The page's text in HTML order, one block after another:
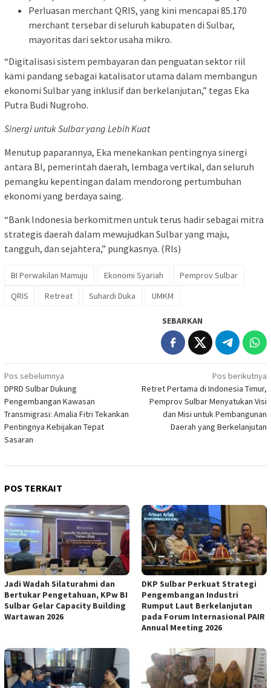
Perluasan merchant QRIS, yang kini mencapai 85.170
merchant tersebar di seluruh kabupaten di Sulbar,
mayoritas dari sektor usaha mikro.
“Digitalisasi sistem pembayaran dan penguatan sektor riil
kami pandang sebagai katalisator utama dalam membangun
ekonomi Sulbar yang inklusif dan berkelanjutan,” tegas Eka
Putra Budi Nugroho.
Sinergi untuk Sulbar yang Lebih Kuat
Menutup paparannya, Eka menekankan pentingnya sinergi
antara BI, pemerintah daerah, lembaga vertikal, dan seluruh
pemangku kepentingan dalam mendorong pertumbuhan
ekonomi yang berdaya saing.
“Bank Indonesia berkomitmen untuk terus hadir sebagai mitra
strategis daerah dalam mewujudkan Sulbar yang maju,
tangguh, dan sejahtera,” pungkasnya. (Rls)
BI Perwakilan Mamuju Ekonomi Syariah
Pemprov Sulbar
QRIS
Retreat Suhardi Duka UMKM
SEBARKAN
Navigasi
pos
Pos sebelumnya
DPRD Sulbar Dukung
Pengembangan Kawasan
Transmigrasi: Amalia Fitri Tekankan
Pentingnya Kebijakan Tepat
Sasaran
Pos berikutnya
Retret Pertama di Indonesia Timur,
Pemprov Sulbar Menyatukan Visi
dan Misi untuk Pembangunan
Daerah yang Berkelanjutan
POS TERKAIT
Jadi Wadah Silaturahmi dan
Bertukar Pengetahuan, KPw BI
Sulbar Gelar Capacity Building
Wartawan 2026
DKP Sulbar Perkuat Strategi
Pengembangan Industri
Rumput Laut Berkelanjutan
pada Forum Internasional PAIR
Annual Meeting 2026